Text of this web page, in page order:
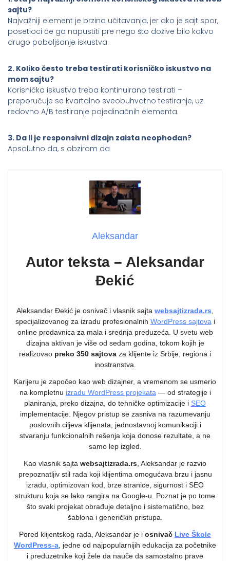
sajtu?
Najvažniji element je brzina učitavanja, jer ako je sajt spor,
posetioci će ga napustiti pre nego što dožive bilo kakvo
drugo poboljšanje iskustva.
2. Koliko često treba testirati korisničko iskustvo na
mom sajtu?
Korisničko iskustvo treba kontinuirano testirati –
preporučuje se kvartalno sveobuhvatno testiranje, uz
redovno A/B testiranje pojedinačnih elementa.
3. Da li je responsivni dizajn zaista neophodan?
Apsolutno da, s obzirom da
Aleksandar
Autor teksta – Aleksandar
Đekić
Aleksandar Đekić je osnivač i vlasnik sajta websajtizrada.rs,
specijalizovanog za izradu profesionalnih WordPress sajtovai
online prodavnica za mala i srednja preduzeća. U svetu web
dizajna aktivan je više od sedam godina, tokom kojih je
realizovao preko 350 sajtova za klijente iz Srbije, regiona i
inostranstva.
Karijeru je započeo kao web dizajner, a vremenom se usmerio
na kompletnu izradu WordPress projekata— od strategije i
planiranja, preko dizajna, do tehničke optimizacije i SEO
implementacije. Njegov pristup se zasniva na razumevanju
poslovnih ciljeva klijenata, jednostavnoj komunikaciji i
stvaranju funkcionalnih rešenja koja donose rezultate, a ne
samo lep izgled.
Kao vlasnik sajta websajtizrada.rs, Aleksandar je razvio
prepoznatljiv stil rada koji klijentima omogućava brzu i jasnu
izradu, optimizovan kod, brze stranice, sigurnost i SEO
strukturu koja se lako rangira na Google-u. Poznat je po tome
što svaki projekat obrađuje detaljno i sistematično, bez
šablona i generičkih pristupa.
Pored klijentskog rada, Aleksandar je i osnivač Live Škole
WordPress-a, jedne od najpopularnijih edukacija za početnike
i preduzetnike koji žele da nauče da samostalno prave